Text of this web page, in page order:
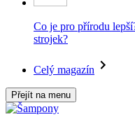
Co je pro přírodu
strojek?
Celý magazín
Přejít na menu